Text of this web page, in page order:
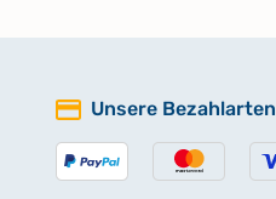
Unsere Bezahlarten